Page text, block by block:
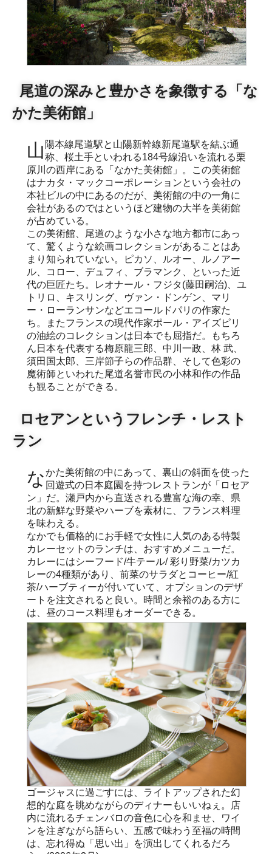
尾道の深みと豊かさを象徴する「な
かた美術館」
山陽本線尾道駅と山陽新幹線新尾道駅を結ぶ通称、桜土手といわれる184号線沿いを流れる栗
原川の西岸にある「なかた美術館」。この美術館
はナカタ・マックコーポレーションという会社の
本社ビルの中にあるのだが、美術館の中の一角に
会社があるのではというほど建物の大半を美術館
が占めている。
この美術館、尾道のような小さな地方都市にあっ
て、驚くような絵画コレクションがあることはあ
まり知られていない。ピカソ、ルオー、ルノアー
ル、コロー、デュフィ、ブラマンク、といった近
代の巨匠たち。レオナール・フジタ(藤田嗣治)、ユ
トリロ、キスリング、ヴァン・ドンゲン、マリ
ー・ローランサンなどエコールドパリの作家た
ち。またフランスの現代作家ポール・アイズピリ
の油絵のコレクションは日本でも屈指だ。もちろ
ん日本を代表する梅原龍三郎、中川一政、林 武、
須田国太郎、三岸節子らの作品群、そして色彩の
魔術師といわれた尾道名誉市民の小林和作の作品
も観ることができる。
ロセアンというフレンチ・レスト
ラン
なかた美術館の中にあって、裏山の斜面を使った 回遊式の日本庭園を持つレストランが「ロセア
ン」だ。瀬戸内から直送される豊富な海の幸、県
北の新鮮な野菜やハーブを素材に、フランス料理
を味わえる。
なかでも価格的にお手軽で女性に人気のある特製
カレーセットのランチは、おすすめメニューだ。
カレーにはシーフード/牛テール/ 彩り野菜/カツカ
レーの4種類があり、前菜のサラダとコーヒー/紅
茶/ハーブティーが付いていて、オプションのデザ
ートを注文されると良い。時間と余裕のある方に
は、昼のコース料理もオーダーできる。
ゴージャスに過ごすには、ライトアップされた幻
想的な庭を眺めながらのディナーもいいねぇ。店
内に流れるチェンバロの音色に心を和ませ、ワイ
ンを注ぎながら語らい、五感で味わう至福の時間
は、忘れ得ぬ「思い出」を演出してくれるだろ